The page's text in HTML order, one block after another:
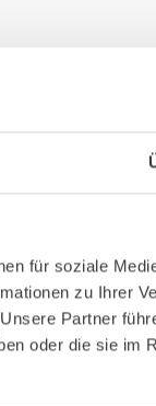
für soziale
zu Ihrer
Partner
oder die sie im